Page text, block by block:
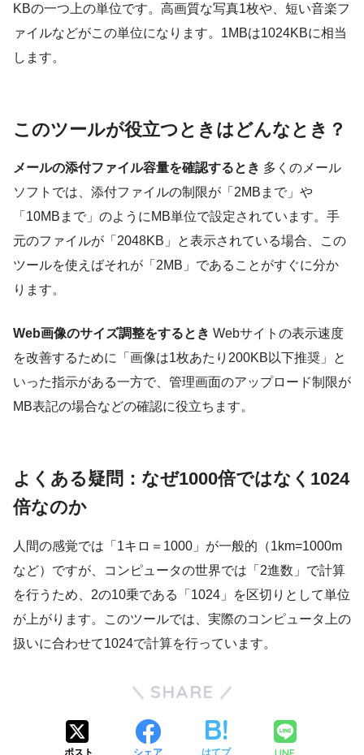
KBの一つ上の単位です。高画質な写真1枚や、短い音楽フ
ァイルなどがこの単位になります。1MBは1024KBに相当
します。
このツールが役立つときはどんなとき？
メールの添付ファイル容量を確認するとき 多くのメール
ソフトでは、添付ファイルの制限が「2MBまで」や
「10MBまで」のようにMB単位で設定されています。手
元のファイルが「2048KB」と表示されている場合、この
ツールを使えばそれが「2MB」であることがすぐに分か
ります。
Web画像のサイズ調整をするとき Webサイトの表示速度
を改善するために「画像は1枚あたり200KB以下推奨」と
いった指示がある一方で、管理画面のアップロード制限が
MB表記の場合などの確認に役立ちます。
よくある疑問：なぜ1000倍ではなく1024
倍なのか
人間の感覚では「1キロ＝1000」が一般的（1km=1000m
など）ですが、コンピュータの世界では「2進数」で計算
を行うため、2の10乗である「1024」を区切りとして単位
が上がります。このツールでは、実際のコンピュータ上の
扱いに合わせて1024で計算を行っています。
SHARE